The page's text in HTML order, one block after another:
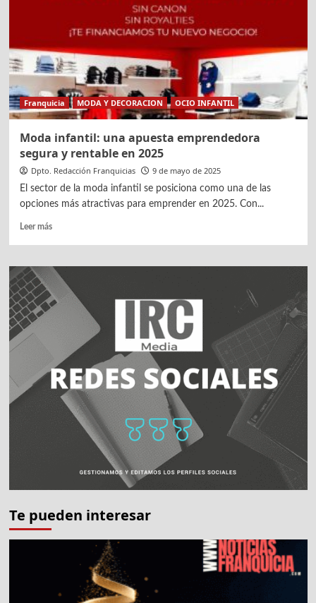
Babykid
Franquicia MODA Y DECORACION OCIO INFANTIL
Moda infantil: una apuesta emprendedora
segura y rentable en 2025
Dpto. Redacción Franquicias 9 de mayo de 2025
El sector de la moda infantil se posiciona como una de las
opciones más atractivas para emprender en 2025. Con...
Leer másLeer
Moda
infantil:
una
apuesta
emprendedora
rentable
en
2025
Te pueden interesar